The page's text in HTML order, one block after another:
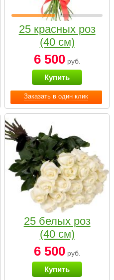
Заказать в один клик
25 красных роз
(40 см)
6 500руб.
Купить
25 белых роз
(40 см)
6 500руб.
Купить